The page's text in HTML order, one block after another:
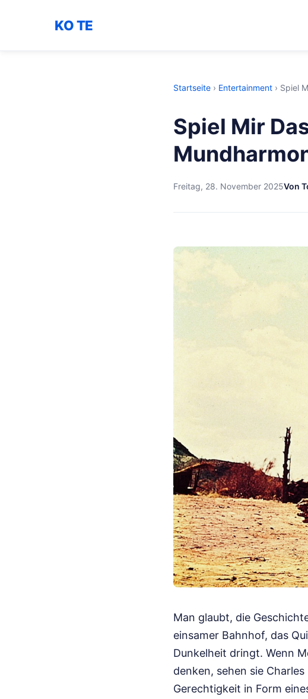
KO TE
Startseite › Entertainment › Spiel
Spiel Mir
Freitag, 28. November 2025Von
Man glaubt, die
einsamer Bahnhof, das
Dunkelheit dringt. Wenn
denken, sehen sie
Gerechtigkeit in Form